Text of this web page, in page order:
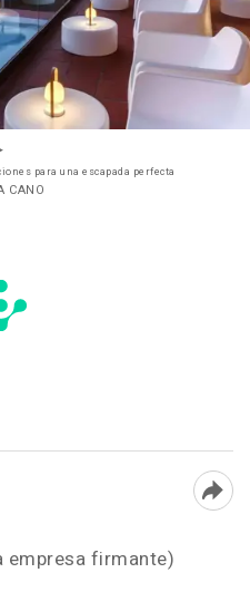
para una escapada perfecta
CANO
firmante)